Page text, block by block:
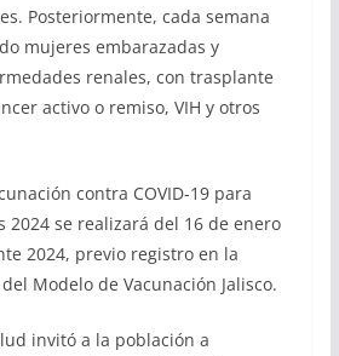
Posteriormente, cada semana
mujeres embarazadas y
renales, con trasplante
activo o remiso, VIH y otros
contra COVID-19 para
2024 se realizará del 16 de enero
2024, previo registro en la
Modelo de Vacunación Jalisco.
invitó a la población a